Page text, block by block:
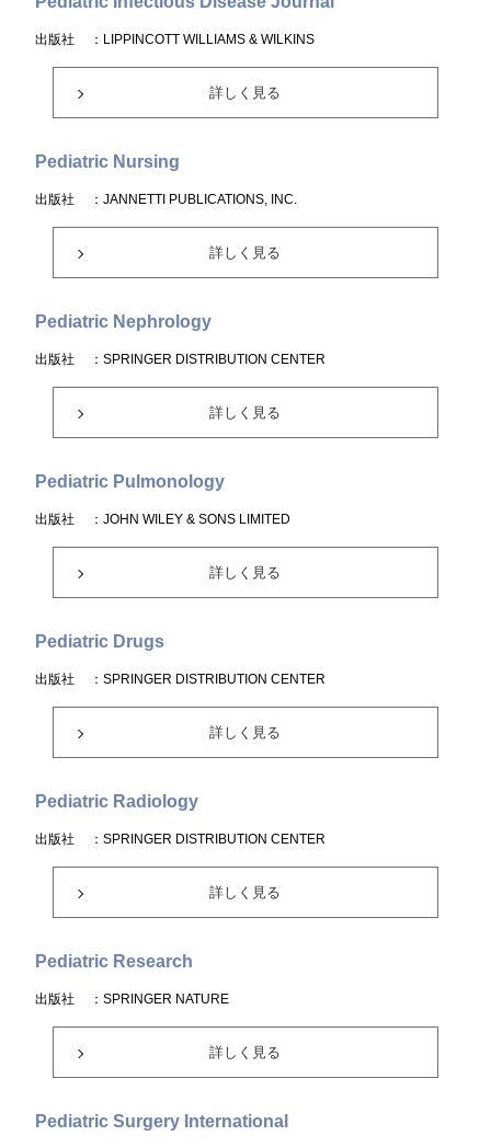
出版社 ：LIPPINCOTT WILLIAMS & WILKINS
詳しく見る
Pediatric Nursing
出版社 ：JANNETTI PUBLICATIONS, INC.
詳しく見る
Pediatric Nephrology
出版社 ：SPRINGER DISTRIBUTION CENTER
詳しく見る
Pediatric Pulmonology
出版社 ：JOHN WILEY & SONS LIMITED
詳しく見る
Pediatric Drugs
出版社 ：SPRINGER DISTRIBUTION CENTER
詳しく見る
Pediatric Radiology
出版社 ：SPRINGER DISTRIBUTION CENTER
詳しく見る
Pediatric Research
出版社 ：SPRINGER NATURE
詳しく見る
Pediatric Surgery International